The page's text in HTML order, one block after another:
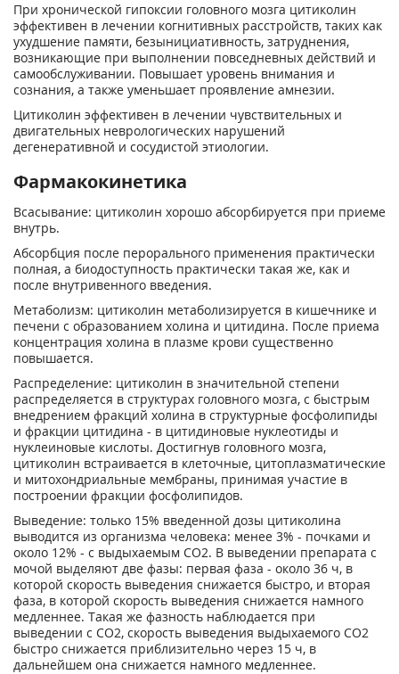
При хронической гипоксии головного мозга цитиколин
эффективен в лечении когнитивных расстройств, таких как
ухудшение памяти, безынициативность, затруднения,
возникающие при выполнении повседневных действий и
самообслуживании. Повышает уровень внимания и
сознания, а также уменьшает проявление амнезии.
Цитиколин эффективен в лечении чувствительных и
двигательных неврологических нарушений
дегенеративной и сосудистой этиологии.
Фармакокинетика
Всасывание: цитиколин хорошо абсорбируется при приеме
внутрь.
Абсорбция после перорального применения практически
полная, а биодоступность практически такая же, как и
после внутривенного введения.
Метаболизм: цитиколин метаболизируется в кишечнике и
печени с образованием холина и цитидина. После приема
концентрация холина в плазме крови существенно
повышается.
Распределение: цитиколин в значительной степени
распределяется в структурах головного мозга, с быстрым
внедрением фракций холина в структурные фосфолипиды
и фракции цитидина - в цитидиновые нуклеотиды и
нуклеиновые кислоты. Достигнув головного мозга,
цитиколин встраивается в клеточные, цитоплазматические
и митохондриальные мембраны, принимая участие в
построении фракции фосфолипидов.
Выведение: только 15% введенной дозы цитиколина
выводится из организма человека: менее 3% - почками и
около 12% - с выдыхаемым СО2. В выведении препарата с
мочой выделяют две фазы: первая фаза - около 36 ч, в
которой скорость выведения снижается быстро, и вторая
фаза, в которой скорость выведения снижается намного
медленнее. Такая же фазность наблюдается при
выведении с СО2, скорость выведения выдыхаемого СО2
быстро снижается приблизительно через 15 ч, в
дальнейшем она снижается намного медленнее.